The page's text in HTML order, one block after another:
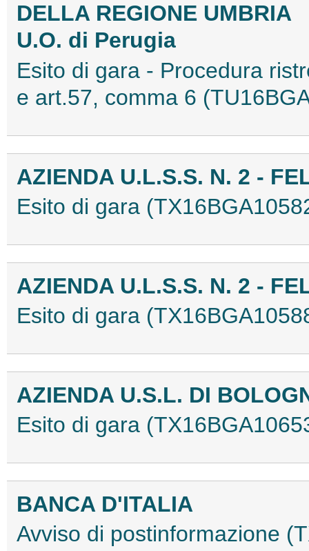
DELLA REGIONE UMBRIA
U.O. di Perugia
Esito di gara - Procedura
e art.57, comma 6
AZIENDA U.L.S.S. N. 2 -
Esito di gara
AZIENDA U.L.S.S. N. 2 -
Esito di gara
AZIENDA U.S.L. DI
Esito di gara
BANCA D'ITALIA
Avviso di postinformazione